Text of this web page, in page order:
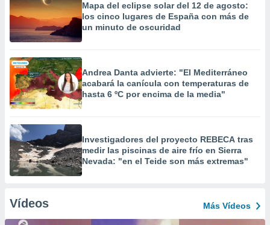
Mapa del eclipse solar del 12 de agosto:
los cinco lugares de España con más de
un minuto de oscuridad
Andrea Danta advierte: "El Mediterráneo
acabará la canícula con temperaturas de
hasta 6 ºC por encima de la media"
Investigadores del proyecto REBECA tras
medir las piscinas de aire frío en Sierra
Nevada: "en el Teide son más extremas"
Vídeos Más Vídeos